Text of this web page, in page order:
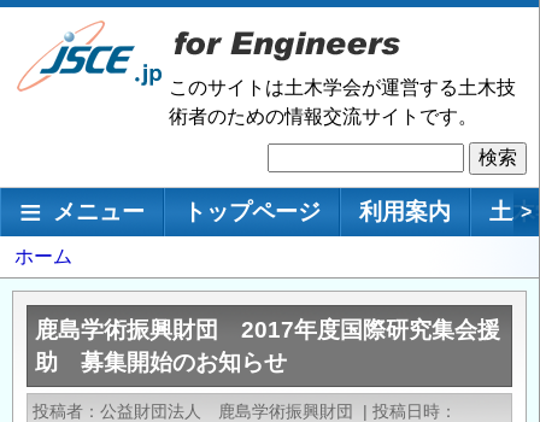
メ
ン
移
このサイトは土木学会が運営する土木技
術者のための情報交流サイトです。
索
メインナビゲーション
メニュー トップページ 利用案内 土 >
パ
ン
ホーム
鹿島学術振興財団 2017年度国際研究集会援
助 募集開始のお知らせ
投稿者 公益財団法人 鹿島学術振興財団 | 投稿日時